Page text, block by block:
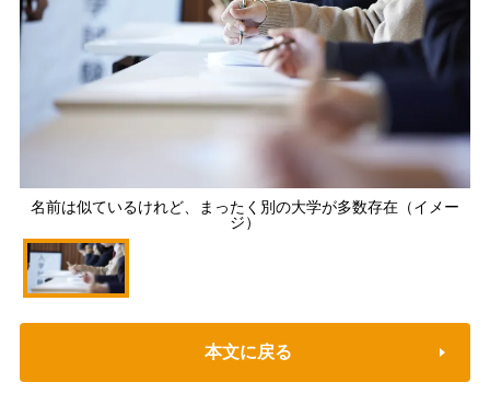
名前は似ているけれど、まったく別の大学が多数存在（イメー
ジ）
本文に戻る